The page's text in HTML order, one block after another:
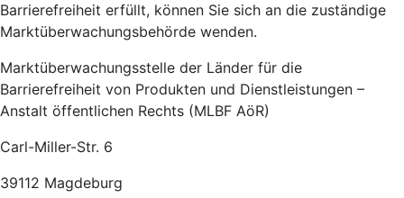
Barrierefreiheit erfüllt, können Sie sich an die zuständige
Marktüberwachungsbehörde wenden.
Marktüberwachungsstelle der Länder für die
Barrierefreiheit von Produkten und Dienstleistungen –
Anstalt öffentlichen Rechts (MLBF AöR)
Carl-Miller-Str. 6
39112 Magdeburg